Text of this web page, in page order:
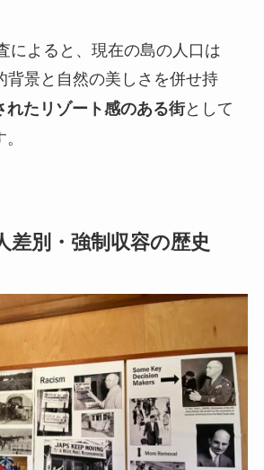
によると、現在の島の人口は
背景と自然の美しさを併せ持
れたリゾート感のある街として
差別・強制収容の歴史